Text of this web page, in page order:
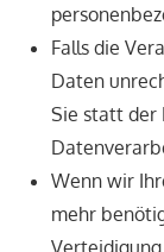
Falls die
Daten
Sie statt der
Wenn wir
mehr